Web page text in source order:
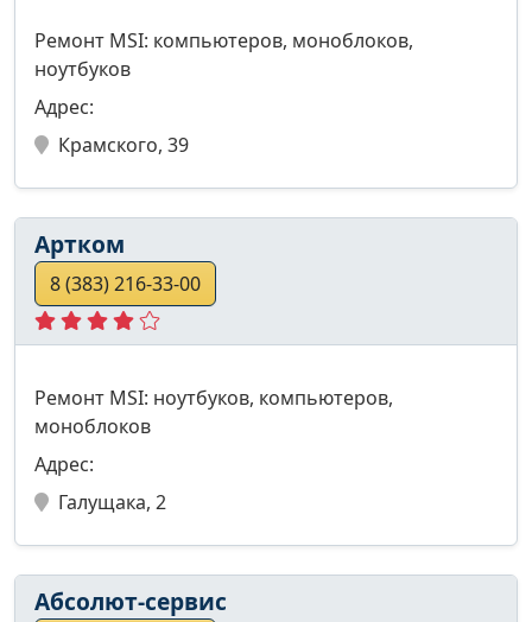
Ремонт MSI: компьютеров, моноблоков,
ноутбуков
Адрес:
Крамского, 39
Артком
8 (383) 216-33-00
Ремонт MSI: ноутбуков, компьютеров,
моноблоков
Адрес:
Галущака, 2
Абсолют-сервис